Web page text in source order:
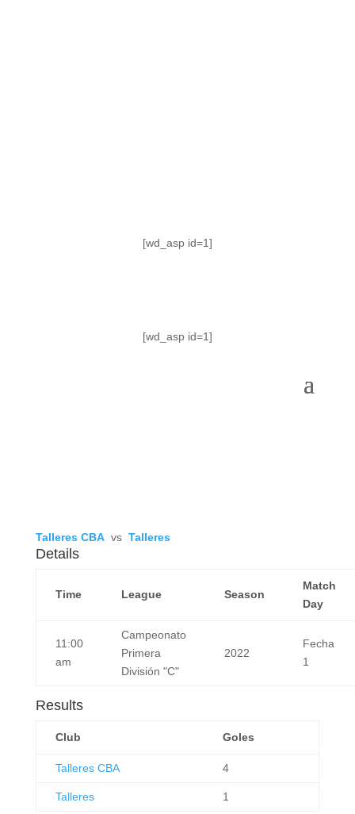
[wd_asp id=1]
[wd_asp id=1]
Talleres CBA vs Talleres
Details
Time League Season
Match
Day
11:00
am
Campeonato
Primera
División "C"
2022
Fecha
1
Results
Club Goles
Talleres CBA 4
Talleres 1